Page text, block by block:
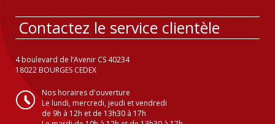
Contactez le service clientèle
4 boulevard de l’Avenir CS 40234
18022 BOURGES CEDEX
Nos horaires d'ouverture
Le lundi, mercredi, jeudi et vendredi
de 9h à 12h et de 13h30 à 17h